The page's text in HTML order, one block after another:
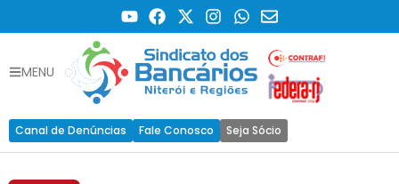
MENU
Canal de Denúncias Fale Conosco Seja Sócio